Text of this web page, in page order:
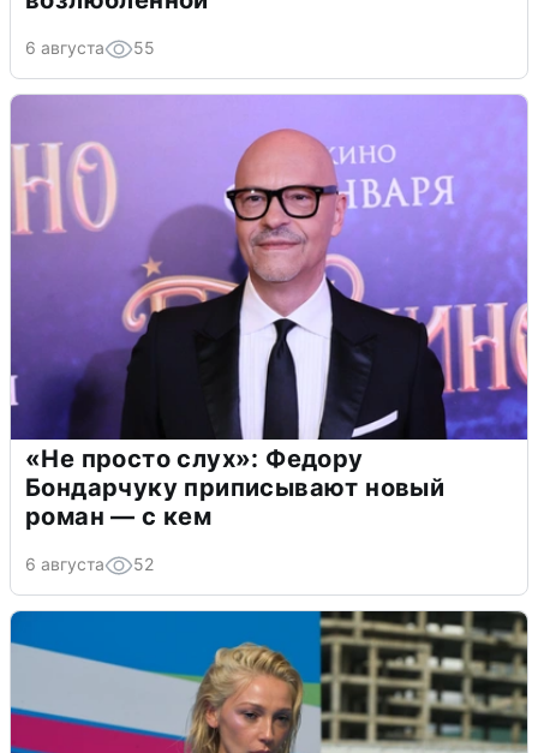
6 августа 55
«Не просто слух»: Федору
Бондарчуку приписывают новый
роман — с кем
6 августа 52